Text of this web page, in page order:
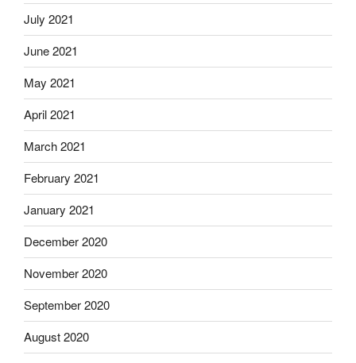
July 2021
June 2021
May 2021
April 2021
March 2021
February 2021
January 2021
December 2020
November 2020
September 2020
August 2020